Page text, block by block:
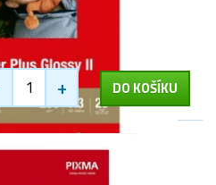
+ DO KOŠÍKU